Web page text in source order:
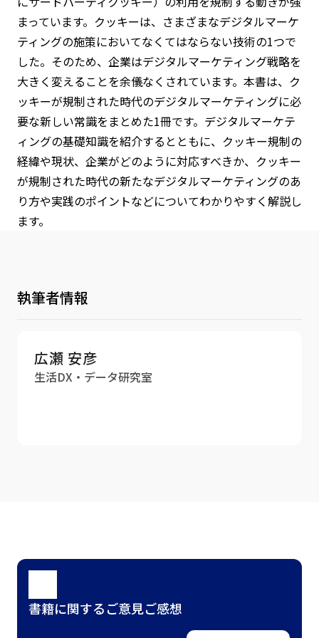
まっています。クッキーは、さまざまなデジタルマーケ
ティングの施策においてなくてはならない技術の1つで
した。そのため、企業はデジタルマーケティング戦略を
大きく変えることを余儀なくされています。本書は、ク
ッキーが規制された時代のデジタルマーケティングに必
要な新しい常識をまとめた1冊です。デジタルマーケテ
ィングの基礎知識を紹介するとともに、クッキー規制の
経緯や現状、企業がどのように対応すべきか、クッキー
が規制された時代の新たなデジタルマーケティングのあ
り方や実践のポイントなどについてわかりやすく解説し
ます。
執筆者情報
広瀬 安彦
生活DX・データ研究室
書籍に関するご意見ご感想